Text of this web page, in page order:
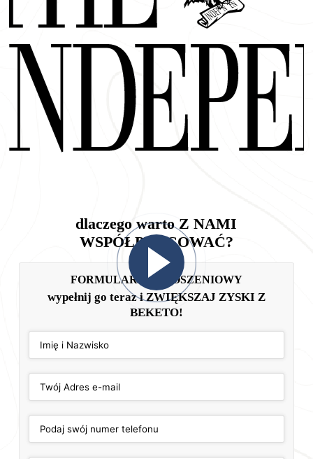
dlaczego warto Z NAMI
WSPÓŁPRACOWAĆ?
FORMULARZ ZGŁOSZENIOWY
wypełnij go teraz i ZWIĘKSZAJ ZYSKI Z
BEKETO!